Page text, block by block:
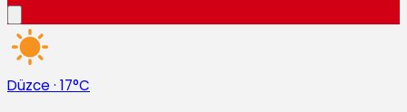
Düzce · 17°C